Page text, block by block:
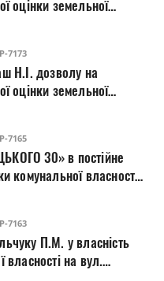
оцінки земельної
7173
Н.І. дозволу на
оцінки земельної
7165
30» в постійне
комунальної власності
Хмельницького, 30 у
7163
П.М. у власність
власності на вул.